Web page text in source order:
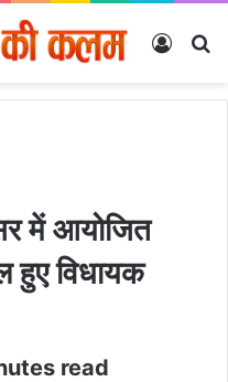
Log In
में आयोजित
हुए विधायक
read